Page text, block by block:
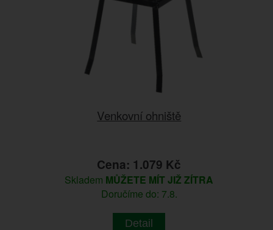
Venkovní ohniště
Cena: 1.079 Kč
Skladem MŮŽETE MÍT JIŽ ZÍTRA
Doručíme do: 7.8.
Detail